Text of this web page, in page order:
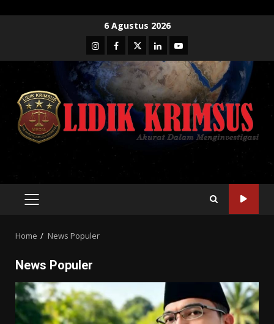
6 Agustus 2026
InstagramFacebook
TwitterLinkedinYoutube
PRIMARY
Home News Populer
News Populer